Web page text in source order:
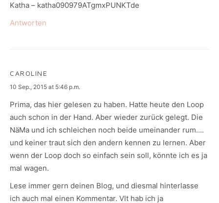
Katha – katha090979ATgmxPUNKTde
Antworten
CAROLINE
says:
10 Sep., 2015 at 5:46 p.m.
Prima, das hier gelesen zu haben. Hatte heute den Loop
auch schon in der Hand. Aber wieder zurück gelegt. Die
NäMa und ich schleichen noch beide umeinander rum….
und keiner traut sich den andern kennen zu lernen. Aber
wenn der Loop doch so einfach sein soll, könnte ich es ja
mal wagen.
Lese immer gern deinen Blog, und diesmal hinterlasse
ich auch mal einen Kommentar. Vlt hab ich ja